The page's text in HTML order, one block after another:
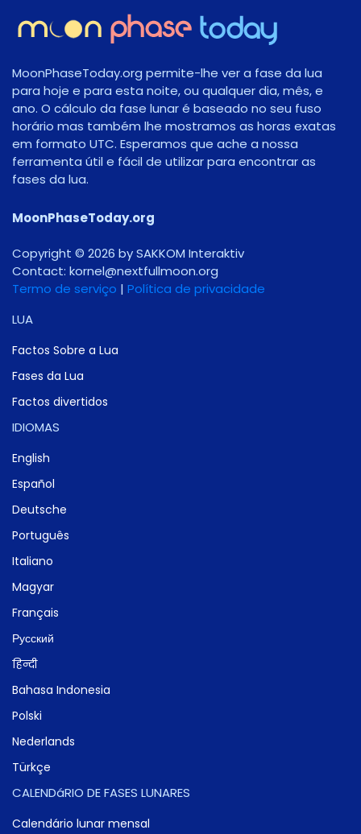
MoonPhaseToday.org permite-lhe ver a fase da lua
para hoje e para esta noite, ou qualquer dia, mês, e
ano. O cálculo da fase lunar é baseado no seu fuso
horário mas também lhe mostramos as horas exatas
em formato UTC. Esperamos que ache a nossa
ferramenta útil e fácil de utilizar para encontrar as
fases da lua.
MoonPhaseToday.org
Copyright © 2026 by SAKKOM Interaktiv
Contact: gro.noomlluftxen@lenrok
Termo de serviço | Política de privacidade
LUA
Factos Sobre a Lua
Fases da Lua
Factos divertidos
IDIOMAS
English
Español
Deutsche
Português
Italiano
Magyar
Français
Русский
हिन्दी
Bahasa Indonesia
Polski
Nederlands
Türkçe
CALENDáRIO DE FASES LUNARES
Calendário lunar mensal